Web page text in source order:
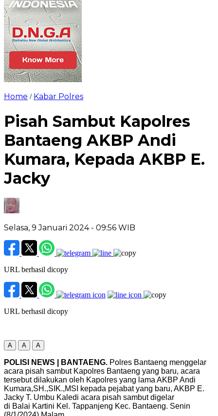
Home / Kabar Polres
Pisah Sambut Kapolres
Bantaeng AKBP Andi
Kumara, Kepada AKBP E.
Jacky
Selasa, 9 Januari 2024 - 09:56 WIB
URL berhasil dicopy
URL berhasil dicopy
A A A
POLISI NEWS | BANTAENG. Polres Bantaeng menggelar
acara pisah sambut Kapolres Bantaeng yang baru, acara
tersebut dilakukan oleh Kapolres yang lama AKBP Andi
Kumara,SH.,SIK.,MSI kepada pejabat yang baru, AKBP E.
Jacky T. Umbu Kaledi acara pisah sambut digelar
di Balai Kartini Kel. Tappanjeng Kec. Bantaeng. Senin